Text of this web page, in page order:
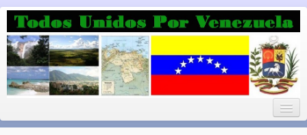
Luchando por la Democracia
Fuera el chavismo, la peor peste que le ha caido a esta tierra